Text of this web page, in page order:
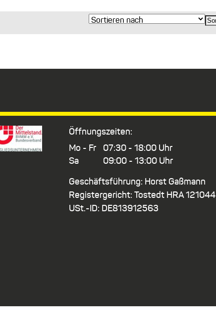
Öffnungszeiten:
Mo - Fr
Sa
07:30 - 18:00 Uhr
09:00 - 13:00 Uhr
Geschäftsführung: Horst Gaßmann
Registergericht: Tostedt HRA 121044
USt.-ID: DE813912563